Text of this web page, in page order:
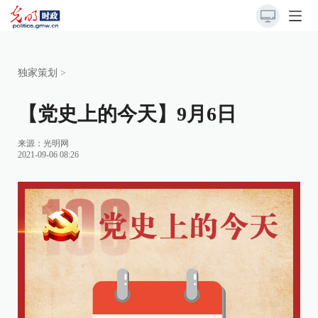
独家策划 >
【党史上的今天】9月6日
来源： 光明网
2021-09-06 08:26